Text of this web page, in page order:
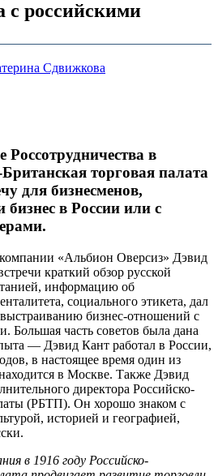
с российскими
Сдвижкова
Россотрудничества в
торговая палата
для бизнесменов,
в России или с
«Альбион Оверсиз» Дэвид
краткий обзор русской
информацию об
социального этикета, дал
бизнес-отношений с
Большая часть советов была дана
— Дэвид Кант работал в России,
в настоящее время один из
в Москве. Также Дэвид
директора Российско-
(РБТП). Он хорошо знаком с
историей и географией,
в 1916 году Российско-